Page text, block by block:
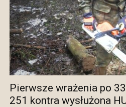
Byków
Pierwsze wrażenia po
251 kontra wysłużona